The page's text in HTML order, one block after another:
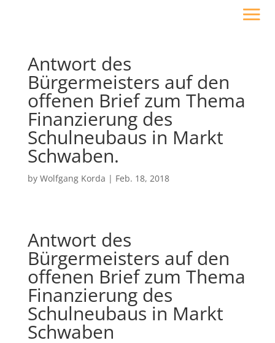
Antwort des
Bürgermeisters auf den
offenen Brief zum Thema
Finanzierung des
Schulneubaus in Markt
Schwaben.
by Wolfgang Korda | Feb. 18, 2018
Antwort des
Bürgermeisters auf den
offenen Brief zum Thema
Finanzierung des
Schulneubaus in Markt
Schwaben